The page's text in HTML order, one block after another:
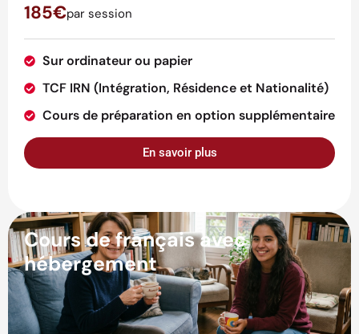
185€par session
Sur ordinateur ou papier
TCF IRN (Intégration, Résidence et Nationalité)
Cours de préparation en option supplémentaire
En savoir plus
Cours de français avec
hébergement